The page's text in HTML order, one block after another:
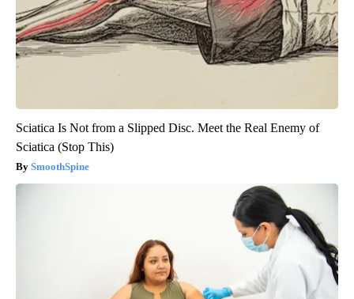
Sciatica Is Not from a Slipped Disc. Meet the Real Enemy of
Sciatica (Stop This)
SmoothSpine